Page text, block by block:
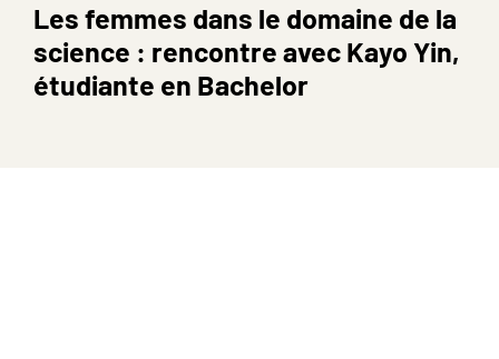
Les femmes dans le domaine de la
science : rencontre avec Kayo Yin,
étudiante en Bachelor